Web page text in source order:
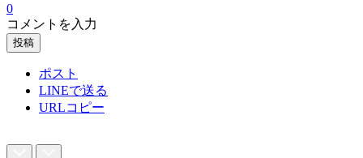
0
コメントを入力
投稿
ポスト
LINEで送る
URLコピー